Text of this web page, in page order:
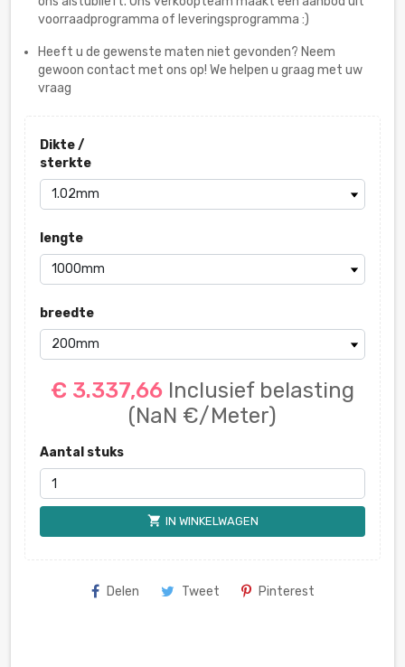
voorraadprogramma of leveringsprogramma :)
Heeft u de gewenste maten niet gevonden? Neem
gewoon contact met ons op! We helpen u graag met uw
vraag
Dikte /
sterkte
lengte
breedte
€ 3.337,66 Inclusief belasting
(NaN €/Meter)
Aantal stuks
shopping_cart IN WINKELWAGEN
Delen Tweet Pinterest